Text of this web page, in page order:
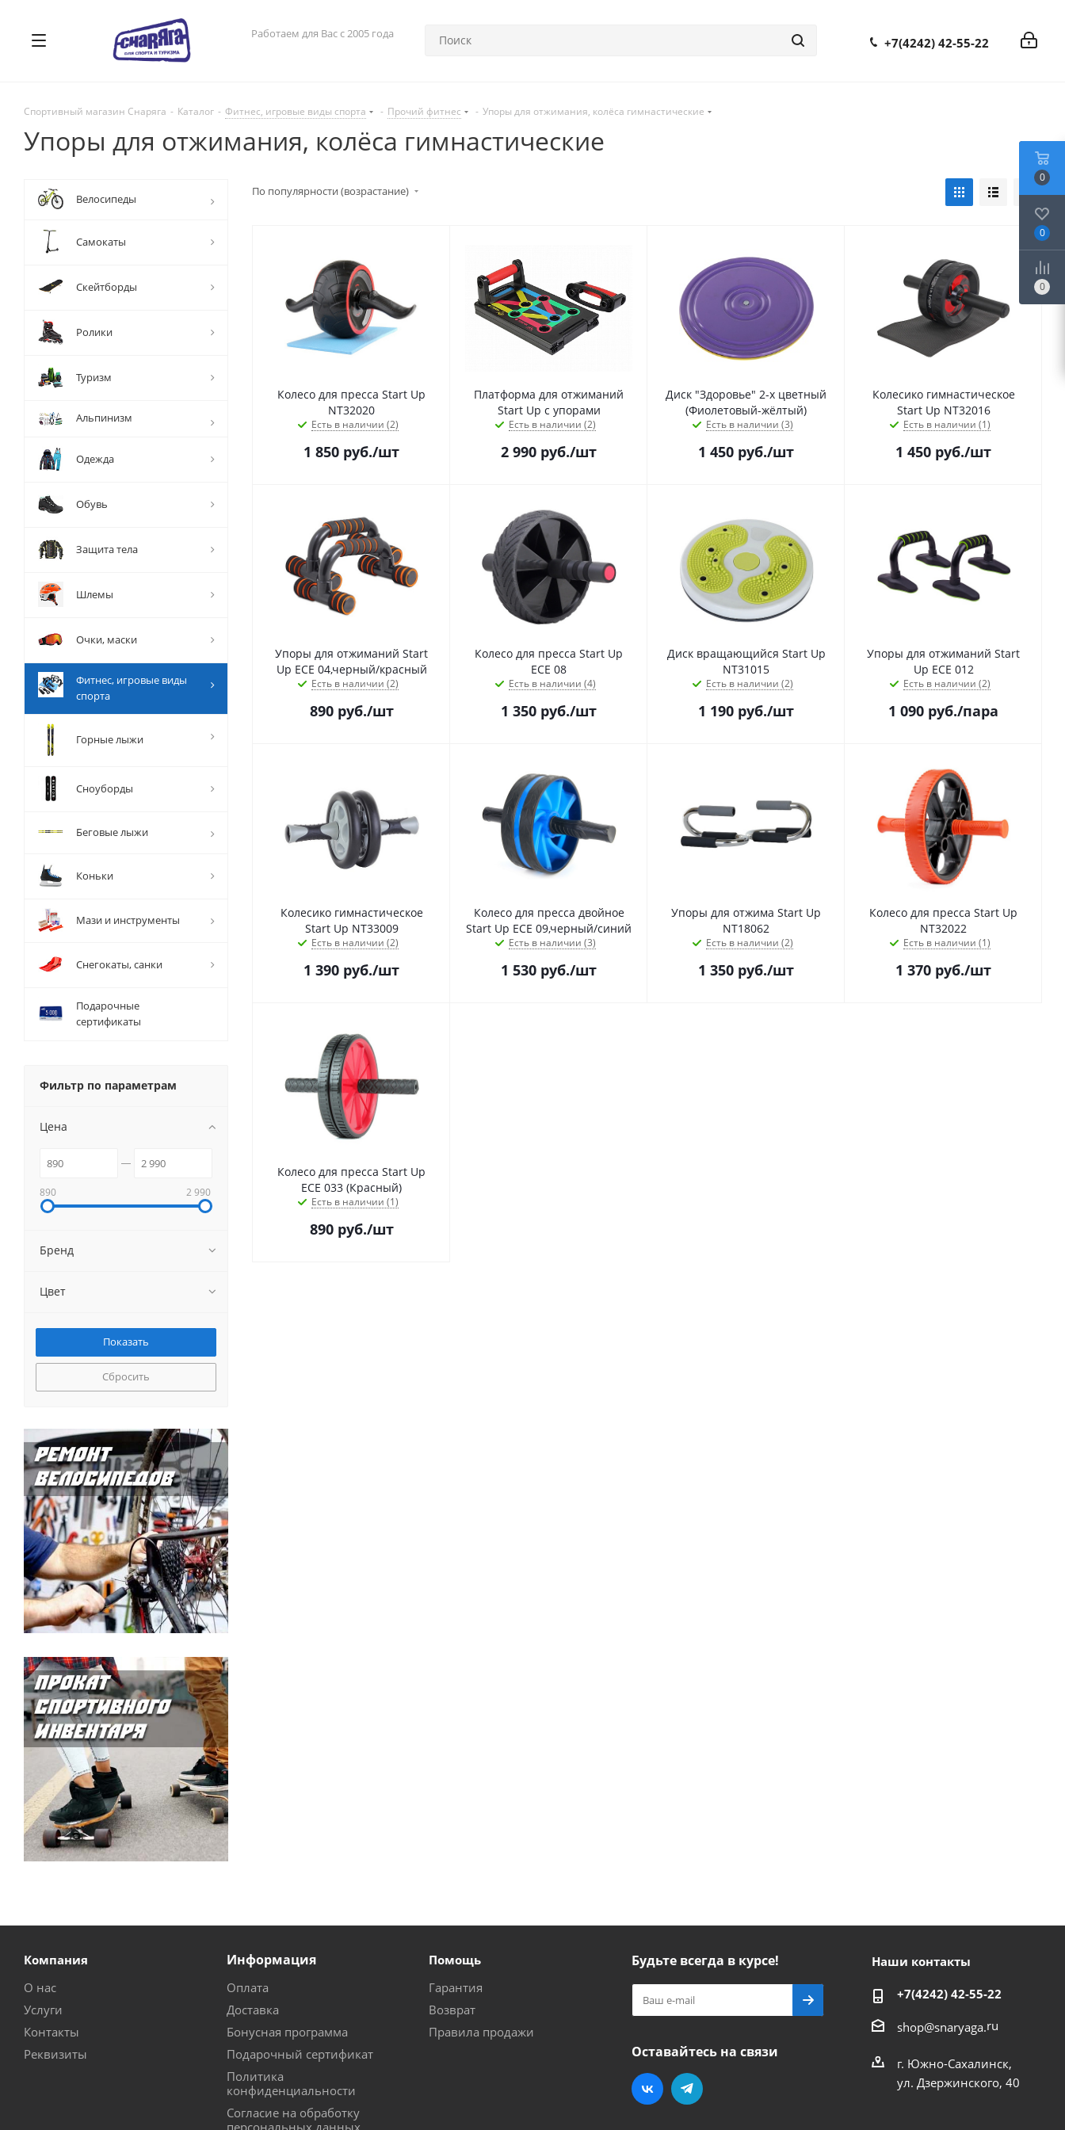
Работаем для Вас с 2005 года
+7(4242) 42-55-22
Спортивный магазин Снаряга - Каталог - Фитнес, игровые виды спорта - Прочий фитнес - Упоры для отжимания, колёса гимнастические
Упоры для отжимания, колёса гимнастические
По популярности (возрастание)
Колесо для пресса Start Up
NT32020
Есть в наличии (2)
1 850 руб./шт
Платформа для отжиманий
Start Up с упорами
Есть в наличии (2)
2 990 руб./шт
Диск "Здоровье" 2-х цветный
(Фиолетовый-жёлтый)
Есть в наличии (3)
1 450 руб./шт
Колесико гимнастическое
Start Up NT32016
Есть в наличии (1)
1 450 руб./шт
Упоры для отжиманий Start
Up ЕСЕ 04,черный/красный
Есть в наличии (2)
890руб./шт
Колесо для пресса Start Up
ЕСЕ 08
Есть в наличии (4)
1 350 руб./шт
Диск вращающийся Start Up
NT31015
Есть в наличии (2)
1 190 руб./шт
Упоры для отжиманий Start
Up ECE 012
Есть в наличии (2)
1 090 руб./пара
Колесико гимнастическое
Start Up NT33009
Есть в наличии (2)
1 390 руб./шт
Колесо для пресса двойное
Start Up ЕСЕ 09,черный/синий
Есть в наличии (3)
1 530 руб./шт
Упоры для отжима Start Up
NT18062
Есть в наличии (2)
1 350 руб./шт
Колесо для пресса Start Up
NT32022
Есть в наличии (1)
1 370 руб./шт
Колесо для пресса Start Up
ЕСЕ 033 (Красный)
Есть в наличии (1)
890руб./шт
Велосипеды
Самокаты
Скейтборды
Ролики
Туризм
Альпинизм
Одежда
Обувь
Защита тела
Шлемы
Очки, маски
Фитнес, игровые виды
спорта
Горные лыжи
Сноуборды
Беговые лыжи
Коньки
Мази и инструменты
Снегокаты, санки
Подарочные
сертификаты
Фильтр по параметрам
Цена
890 2 990
Бренд
Цвет
Сбросить
Компания
О нас
Услуги
Контакты
Реквизиты
Информация
Оплата
Доставка
Бонусная программа
Подарочный сертификат
Политика
конфиденциальности
Согласие на обработку
персональных данных
Помощь
Гарантия
Возврат
Правила продажи
Будьте всегда в курсе!
Оставайтесь на связи
Наши контакты
+7(4242) 42-55-22
shop@snaryaga.ru
г. Южно-Сахалинск,
ул. Дзержинского, 40
0
0
0